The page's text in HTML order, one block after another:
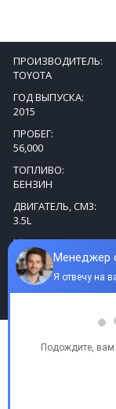
ПРОИЗВОДИТЕЛЬ:
TOYOTA
ГОД ВЫПУСКА:
2015
ПРОБЕГ:
56,000
ТОПЛИВО:
БЕНЗИН
ДВИГАТЕЛЬ, СМ3:
3.5L
КОРОБКА ПЕРЕДАЧ:
АВТОМАТИЧЕСКАЯ
DRIVE:
4X4 DRIVE